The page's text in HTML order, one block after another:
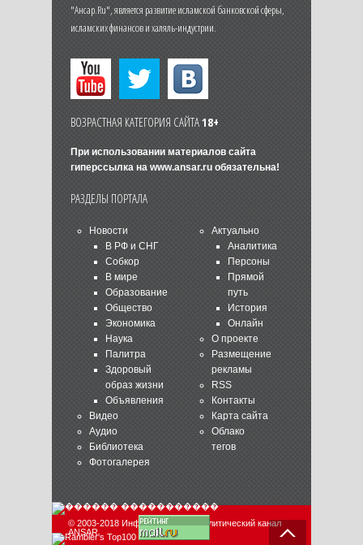
"Ансар.Ru", является развитие исламской банковской сферы,
исламских финансов и халяль-индустрии.
ВОЗРАСТНАЯ КАТЕГОРИЯ САЙТА18+
При использовании материалов сайта
гиперссылка на www.ansar.ruобязательна!
РАЗДЕЛЫ ПОРТАЛА
Новости
В РФ и СНГ
Собкор
В мире
Образование
Общество
Экономика
Наука
Палитра
Здоровый
образ жизни
Объявления
Видео
Аудио
Библиотека
Фотогалерея
Актуально
Аналитика
Персоны
Прямой
путь
История
Онлайн
О проекте
Размещение
рекламы
RSS
Контакты
Карта сайта
Облако
тегов
© 2003-2018 Информационно-аналитический канал
ANSAR